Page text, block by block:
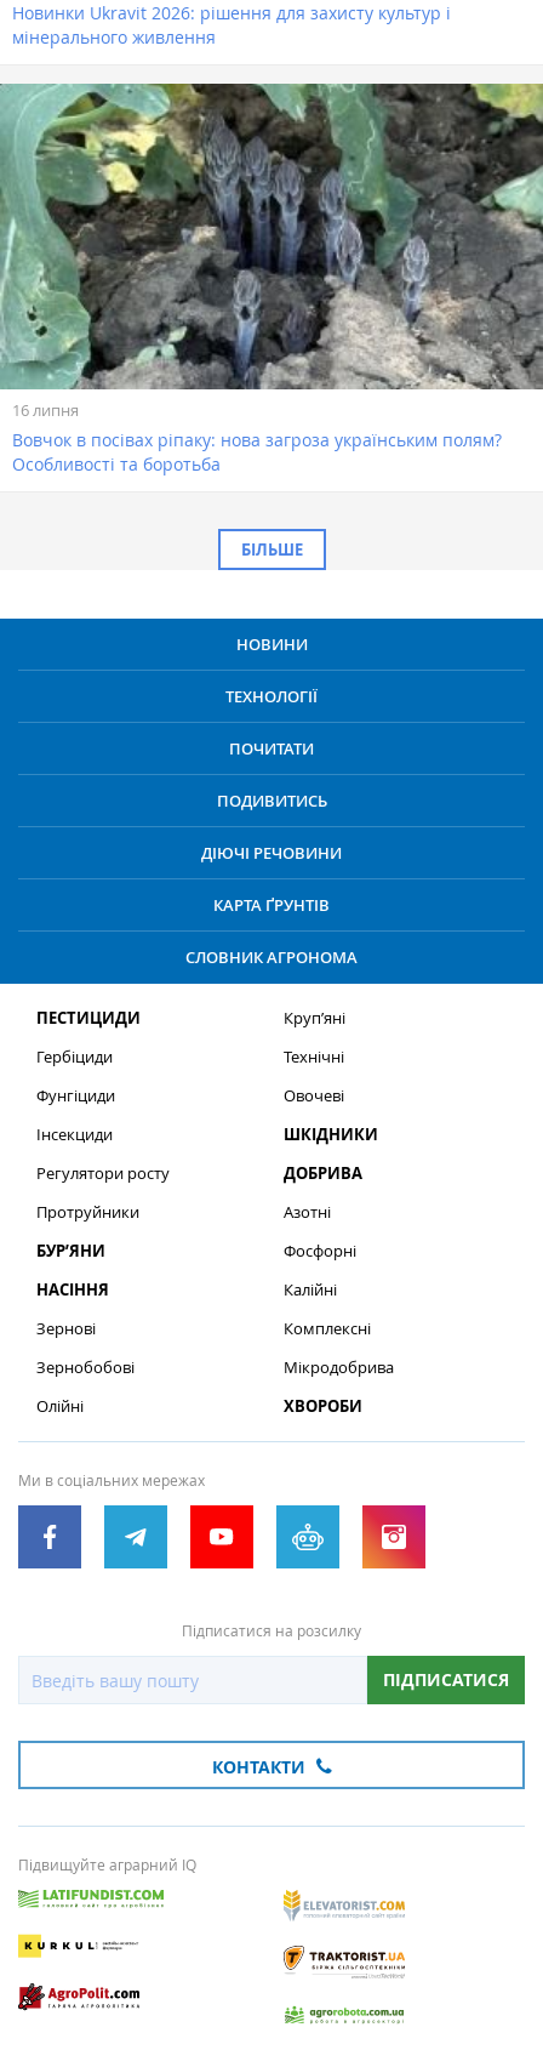
Новинки Ukravit 2026: рішення для захисту культур і
мінерального живлення
16 липня
Вовчок в посівах ріпаку: нова загроза українським полям?
Особливості та боротьба
БІЛЬШЕ
НОВИНИ
ТЕХНОЛОГІЇ
ПОЧИТАТИ
ПОДИВИТИСЬ
ДІЮЧІ РЕЧОВИНИ
КАРТА ҐРУНТІВ
СЛОВНИК АГРОНОМА
ПЕСТИЦИДИ
Гербіциди
Фунгіциди
Інсекциди
Регулятори росту
Протруйники
БУР’ЯНИ
НАСІННЯ
Зернові
Зернобобові
Олійні
Круп’яні
Технічні
Овочеві
ШКІДНИКИ
ДОБРИВА
Азотні
Фосфорні
Калійні
Комплексні
Мікродобрива
ХВОРОБИ
Ми в соціальних мережах
Підписатися на розсилку
ПІДПИСАТИСЯ
КОНТАКТИ
Підвищуйте аграрний IQ